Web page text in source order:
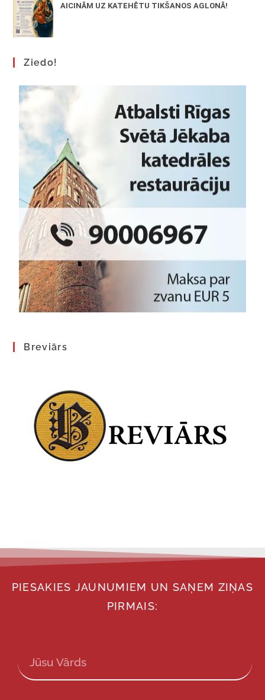
AICINĀM UZ KATEHĒTU TIKŠANOS AGLONĀ!
Ziedo!
Breviārs
PIESAKIES JAUNUMIEM UN SAŅEM ZIŅAS
PIRMAIS: